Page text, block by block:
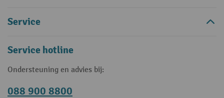
Service
Service hotline
Ondersteuning en advies bij:
088 900 8800